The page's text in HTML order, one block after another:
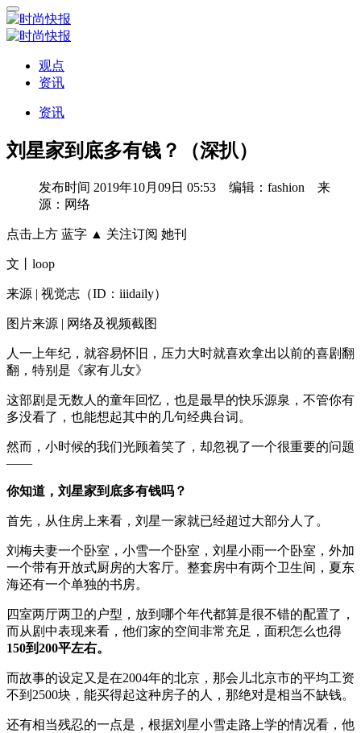
观点
资讯
资讯
刘星家到底多有钱？（深扒）
发布时间 2019年10月09日 05:53 编辑：fashion 来
源：网络
点击上方 蓝字 ▲ 关注订阅 她刊
文丨loop
来源 | 视觉志（ID：iiidaily）
图片来源 | 网络及视频截图
人一上年纪，就容易怀旧，压力大时就喜欢拿出以前的喜剧翻
翻，特别是《家有儿女》
这部剧是无数人的童年回忆，也是最早的快乐源泉，不管你有
多没看了，也能想起其中的几句经典台词。
然而，小时候的我们光顾着笑了，却忽视了一个很重要的问题
——
你知道，刘星家到底多有钱吗？
首先，从住房上来看，刘星一家就已经超过大部分人了。
刘梅夫妻一个卧室，小雪一个卧室，刘星小雨一个卧室，外加
一个带有开放式厨房的大客厅。整套房中有两个卫生间，夏东
海还有一个单独的书房。
四室两厅两卫的户型，放到哪个年代都算是很不错的配置了，
而从剧中表现来看，他们家的空间非常充足，面积怎么也得
150到200平左右。
而故事的设定又是在2004年的北京，那会儿北京市的平均工资
不到2500块，能买得起这种房子的人，那绝对是相当不缺钱。
还有相当残忍的一点是，根据刘星小雪走路上学的情况看，他